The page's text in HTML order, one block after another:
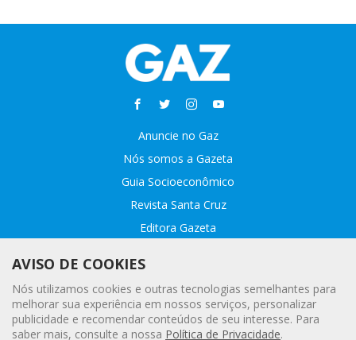
Anuncie no Gaz
Nós somos a Gazeta
Guia Socioeconômico
Revista Santa Cruz
Editora Gazeta
Fale conosco
Webmail
Assinatura Premiada
AVISO DE COOKIES
Nós utilizamos cookies e outras tecnologias semelhantes para
melhorar sua experiência em nossos serviços, personalizar
publicidade e recomendar conteúdos de seu interesse. Para
saber mais, consulte a nossa Política de Privacidade.